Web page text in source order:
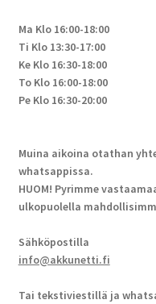
Ma Klo 16:00-18:00
Ti Klo 13:30-17:00
Ke Klo 16:30-18:00
To Klo 16:00-18:00
Pe Klo 16:30-20:00
Muina aikoina otathan
whatsappissa.
HUOM! Pyrimme
ulkopuolella
Sähköpostilla
info@akkunetti.fi
Tai tekstiviestillä ja